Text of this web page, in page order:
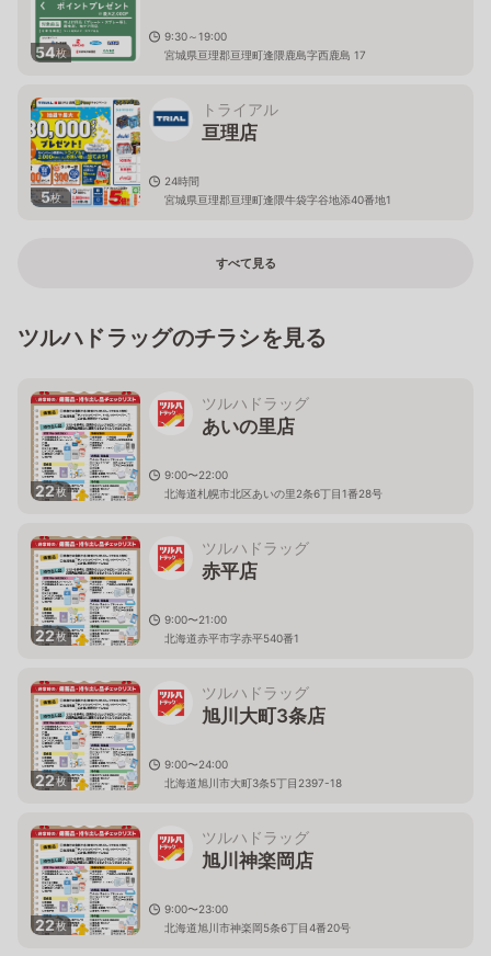
54枚
9:30～19:00
宮城県亘理郡亘理町逢隈鹿島字西鹿島 17
5枚
トライアル
亘理店
24時間
宮城県亘理郡亘理町逢隈牛袋字谷地添40番地1
すべて見る
ツルハドラッグのチラシを見る
22枚
ツルハドラッグ
あいの里店
9:00〜22:00
北海道札幌市北区あいの里2条6丁目1番28号
22枚
ツルハドラッグ
赤平店
9:00〜21:00
北海道赤平市字赤平540番1
22枚
ツルハドラッグ
旭川大町3条店
9:00〜24:00
北海道旭川市大町3条5丁目2397-18
22枚
ツルハドラッグ
旭川神楽岡店
9:00〜23:00
北海道旭川市神楽岡5条6丁目4番20号